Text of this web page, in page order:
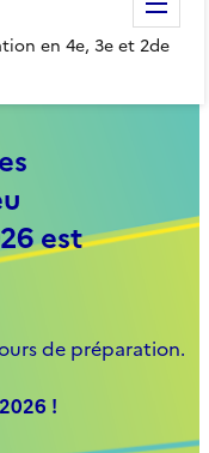
en 4e, 3e et 2de
est
de préparation.
!